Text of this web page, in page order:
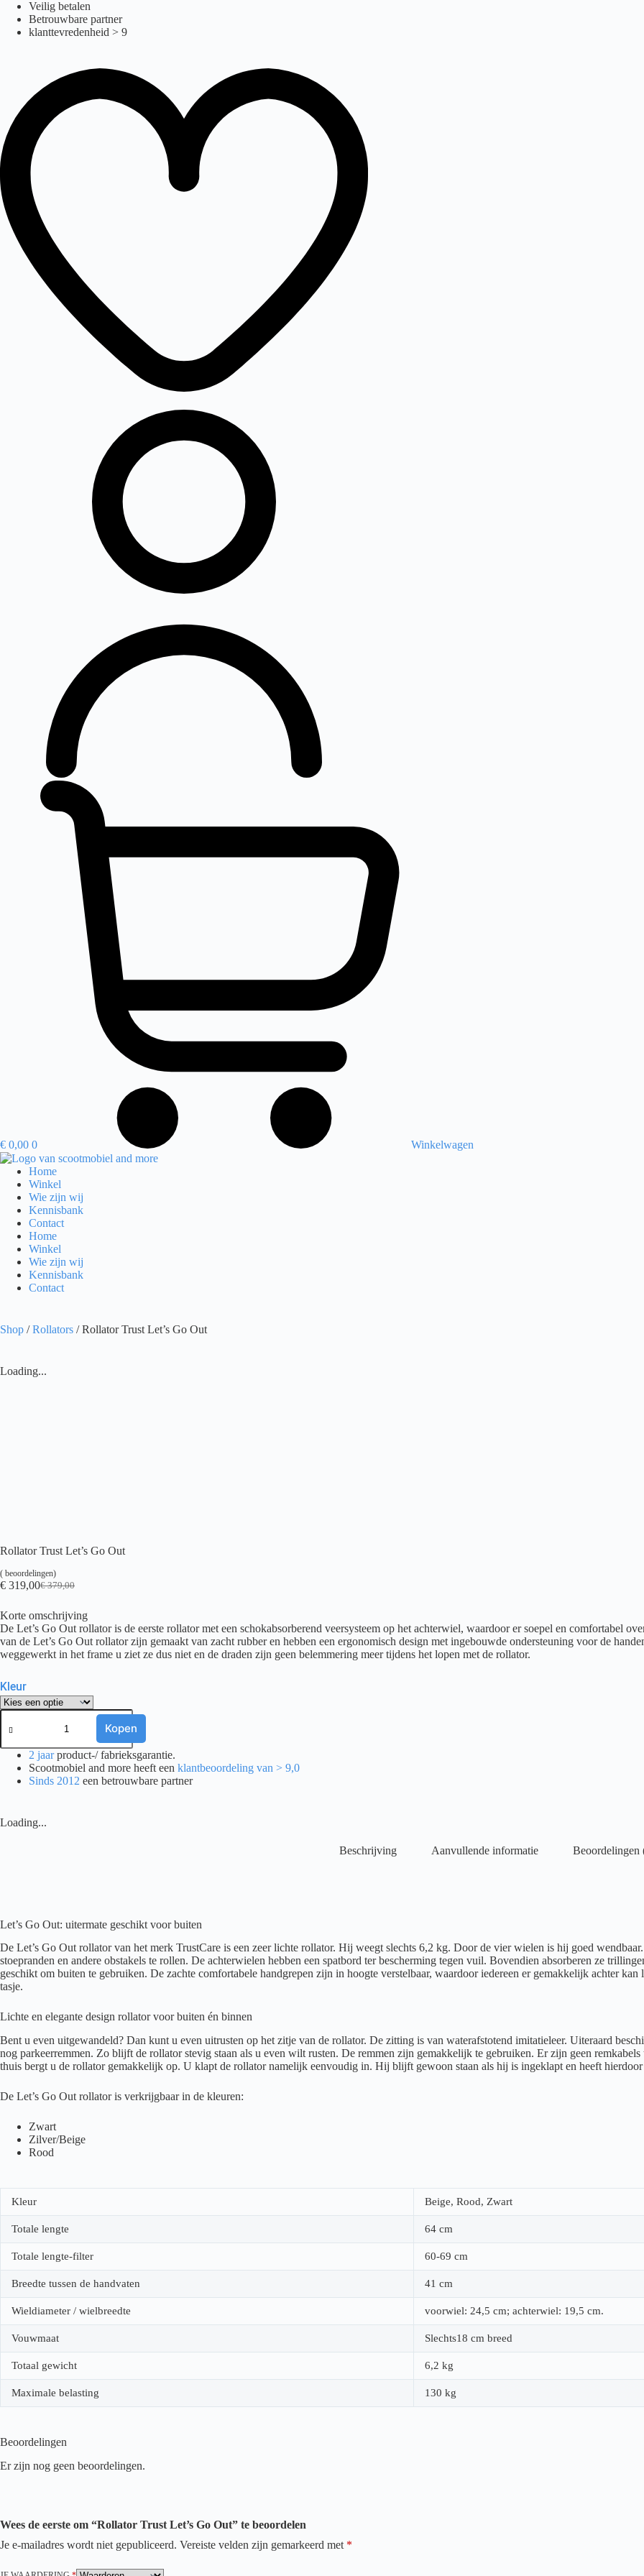
naar
Veilig betalen
Betrouwbare partner
klanttevredenheid > 9
€ 0,00 0 Winkelwagen
Home
Winkel
Wie zijn wij
Kennisbank
Contact
Home
Winkel
Wie zijn wij
Kennisbank
Contact
Shop /Rollators / Rollator Trust Let’s Go Out
Loading...
Rollator Trust Let’s Go Out
( beoordelingen)
€379,00
Oorspronkelijke
was:
€ 379,00.
€ 319,00Huidige
is:
€ 319,00.
Korte omschrijving
De Let’s Go Out rollator is de eerste rollator met een schokabsorberend veersysteem op het achterwiel, waardoor er soepel en comfortabel
van de Let’s Go Out rollator zijn gemaakt van zacht rubber en hebben een ergonomisch design met ingebouwde ondersteuning voor de
weggewerkt in het frame u ziet ze dus niet en de draden zijn geen belemmering meer tijdens het lopen met de rollator.
Kleur
Rollator
Trust
Go
Kopen
2 jaarproduct-/ fabrieksgarantie.
Scootmobiel and more heeft een klantbeoordeling van > 9,0
Sinds 2012 een betrouwbare partner
Loading...
Beschrijving Aanvullende informatie Beoordelingen
Let’s Go Out: uitermate geschikt voor buiten
De Let’s Go Out rollator van het merk TrustCare is een zeer lichte rollator. Hij weegt slechts 6,2 kg. Door de vier wielen is hij goed
stoepranden en andere obstakels te rollen. De achterwielen hebben een spatbord ter bescherming tegen vuil. Bovendien absorberen ze
geschikt om buiten te gebruiken. De zachte comfortabele handgrepen zijn in hoogte verstelbaar, waardoor iedereen er gemakkelijk achter
tasje.
Lichte en elegante design rollator voor buiten én binnen
Bent u even uitgewandeld? Dan kunt u even uitrusten op het zitje van de rollator. De zitting is van waterafstotend imitatieleer. Uiteraard
nog parkeerremmen. Zo blijft de rollator stevig staan als u even wilt rusten. De remmen zijn gemakkelijk te gebruiken. Er zijn geen
thuis bergt u de rollator gemakkelijk op. U klapt de rollator namelijk eenvoudig in. Hij blijft gewoon staan als hij is ingeklapt en heeft
De Let’s Go Out rollator is verkrijgbaar in de kleuren:
Zwart
Zilver/Beige
Rood
Kleur Beige, Rood, Zwart
Totale lengte 64 cm
Totale lengte-filter 60-69 cm
Breedte tussen de handvaten 41 cm
Wieldiameter / wielbreedte voorwiel: 24,5 cm; achterwiel: 19,5 cm.
Vouwmaat Slechts18 cm breed
Totaal gewicht 6,2 kg
Maximale belasting 130 kg
Beoordelingen
Er zijn nog geen beoordelingen.
Wees de eerste om “Rollator Trust Let’s Go Out” te beoordelen
Je e-mailadres wordt niet gepubliceerd. Vereiste velden zijn gemarkeerd met *